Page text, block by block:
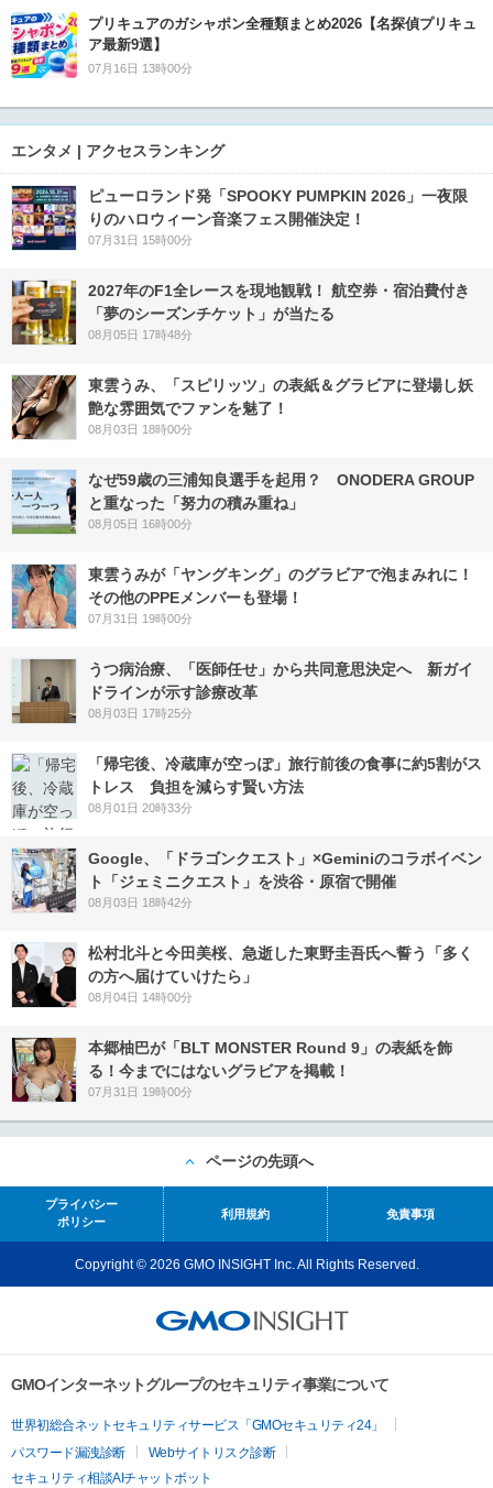
プリキュアのガシャポン全種類まとめ2026【名探偵プリキュ
ア最新9選】
07月16日 13時00分
エンタメ | アクセスランキング
ピューロランド発「SPOOKY PUMPKIN 2026」一夜限
りのハロウィーン音楽フェス開催決定！
07月31日 15時00分
2027年のF1全レースを現地観戦！ 航空券・宿泊費付き
「夢のシーズンチケット」が当たる
08月05日 17時48分
東雲うみ、「スピリッツ」の表紙＆グラビアに登場し妖
艶な雰囲気でファンを魅了！
08月03日 18時00分
なぜ59歳の三浦知良選手を起用？ ONODERA GROUP
と重なった「努力の積み重ね」
08月05日 16時00分
東雲うみが「ヤングキング」のグラビアで泡まみれに！
その他のPPEメンバーも登場！
07月31日 19時00分
うつ病治療、「医師任せ」から共同意思決定へ 新ガイ
ドラインが示す診療改革
08月03日 17時25分
「帰宅後、冷蔵庫が空っぽ」旅行前後の食事に約5割がス
トレス 負担を減らす賢い方法
08月01日 20時33分
Google、「ドラゴンクエスト」×Geminiのコラボイベン
ト「ジェミニクエスト」を渋谷・原宿で開催
08月03日 18時42分
松村北斗と今田美桜、急逝した東野圭吾氏へ誓う「多く
の方へ届けていけたら」
08月04日 14時00分
本郷柚巴が「BLT MONSTER Round 9」の表紙を飾
る！今までにはないグラビアを掲載！
07月31日 19時00分
ページの先頭へ
プライバシー
ポリシー
利用規約 免責事項
Copyright © 2026 GMO INSIGHT Inc. All Rights Reserved.
GMOインターネットグループのセキュリティ事業について
世界初総合ネットセキュリティサービス「GMOセキュリティ24」
パスワード漏洩診断
Webサイトリスク診断
セキュリティ相談AIチャットボット